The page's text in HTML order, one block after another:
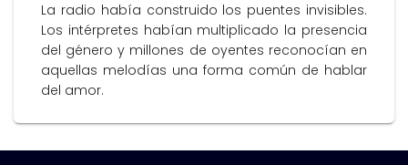
La radio había construido los puentes invisibles.
Los intérpretes habían multiplicado la presencia
del género y millones de oyentes reconocían en
aquellas melodías una forma común de hablar
del amor.